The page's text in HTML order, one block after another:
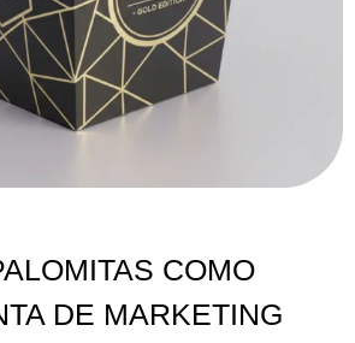
COMO
DE MARKETING